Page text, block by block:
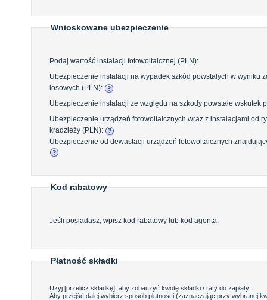
Wnioskowane ubezpieczenie
Podaj wartość instalacji fotowoltaicznej (PLN):
Ubezpieczenie instalacji na wypadek szkód powstałych w wyniku
losowych (PLN):
Ubezpieczenie instalacji ze względu na szkody powstałe wskutek
Ubezpieczenie urządzeń fotowoltaicznych wraz z instalacjami od
kradzieży (PLN):
Ubezpieczenie od dewastacji urządzeń fotowoltaicznych
Kod rabatowy
Jeśli posiadasz, wpisz kod rabatowy lub kod agenta:
Płatność składki
Użyj [przelicz składkę], aby zobaczyć kwotę składki / raty do zapłaty.
Aby przejść dalej wybierz sposób płatności (zaznaczając przy wybranej